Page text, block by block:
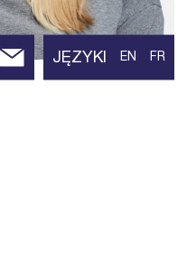
JĘZYKI EN FR